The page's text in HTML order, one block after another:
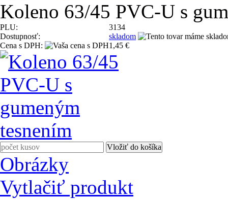
Koleno 63/45 PVC-U s
PLU:
3134
Dostupnosť:
skladom
Cena s DPH:
1,45 €
Obrázky
Vytlačiť produkt